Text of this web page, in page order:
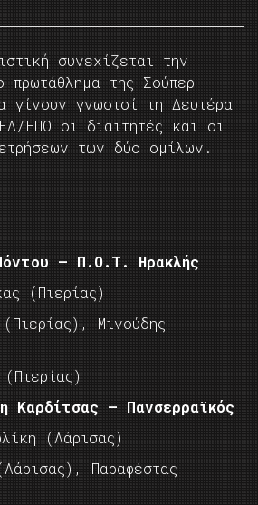
συνεχίζεται την
της Σούπερ
γνωστοί τη Δευτέρα
ΕΠΟ οι διαιτητές και οι
των δύο ομίλων.
– Π.Ο.Τ. Ηρακλής
(Πιερίας)
Μινούδης
Καρδίτσας – Πανσερραϊκός
(Λάρισας)
Παραφέστας